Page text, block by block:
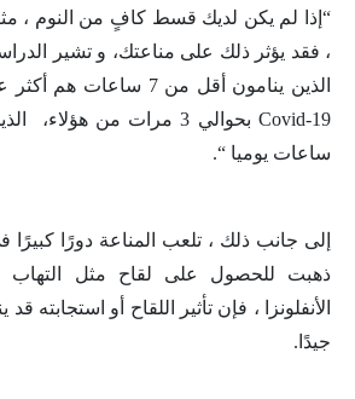
“إذا لم يكن لديك قسط كافٍ من النوم ،
، فقد يؤثر ذلك على مناعتك، و تشير
الذين ينامون أقل من 7
ساعات يوميا “.
إلى جانب ذلك ، تلعب المناعة دورًا كبيرًا
الأنفلونزا ، فإن تأثير اللقاح أو استجابته
جيدًا.